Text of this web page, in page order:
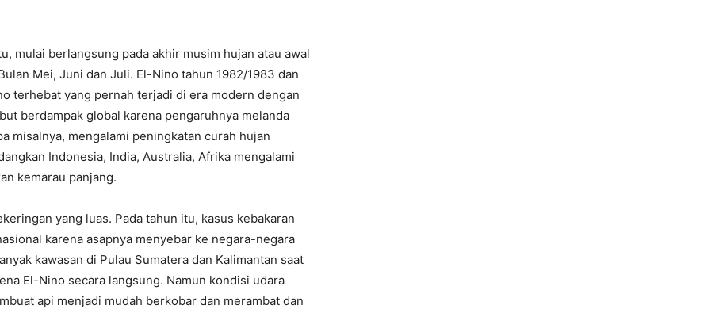
mulai berlangsung pada akhir musim hujan atau awal
Mei, Juni dan Juli. El-Nino tahun 1982/1983 dan
terhebat yang pernah terjadi di era modern dengan
berdampak global karena pengaruhnya melanda
misalnya, mengalami peningkatan curah hujan
Indonesia, India, Australia, Afrika mengalami
kemarau panjang.
yang luas. Pada tahun itu, kasus kebakaran
karena asapnya menyebar ke negara-negara
kawasan di Pulau Sumatera dan Kalimantan saat
El-Nino secara langsung. Namun kondisi udara
api menjadi mudah berkobar dan merambat dan